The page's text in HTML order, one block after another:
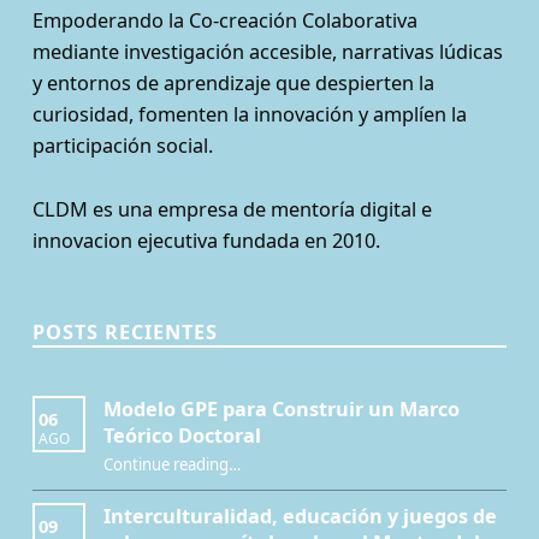
Empoderando la Co-creación Colaborativa
mediante investigación accesible, narrativas lúdicas
y entornos de aprendizaje que despierten la
curiosidad, fomenten la innovación y amplíen la
participación social.
CLDM es una empresa de mentoría digital e
innovacion ejecutiva fundada en 2010.
POSTS RECIENTES
06
AGO
Modelo GPE para Construir un Marco
Teórico Doctoral
Continue reading“Modelo GPE para Construir un Marco Teórico Doctoral”
…
09
Interculturalidad, educación y juegos de